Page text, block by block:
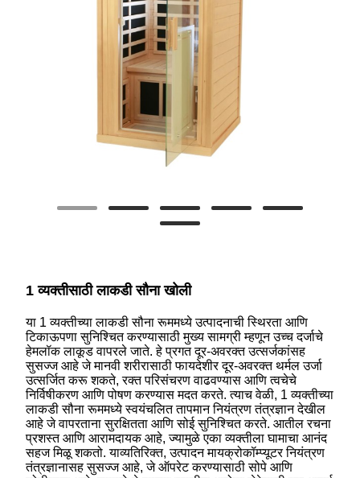
1 व्यक्तीसाठी लाकडी सौना खोली
या 1 व्यक्तीच्या लाकडी सौना रूममध्ये उत्पादनाची स्थिरता आणि
टिकाऊपणा सुनिश्चित करण्यासाठी मुख्य सामग्री म्हणून उच्च दर्जाचे
हेमलॉक लाकूड वापरले जाते. हे प्रगत दूर-अवरक्त उत्सर्जकांसह
सुसज्ज आहे जे मानवी शरीरासाठी फायदेशीर दूर-अवरक्त थर्मल उर्जा
उत्सर्जित करू शकते, रक्त परिसंचरण वाढवण्यास आणि त्वचेचे
निर्विषीकरण आणि पोषण करण्यास मदत करते. त्याच वेळी, 1 व्यक्तीच्या
लाकडी सौना रूममध्ये स्वयंचलित तापमान नियंत्रण तंत्रज्ञान देखील
आहे जे वापरताना सुरक्षितता आणि सोई सुनिश्चित करते. आतील रचना
प्रशस्त आणि आरामदायक आहे, ज्यामुळे एका व्यक्तीला घामाचा आनंद
सहज मिळू शकतो. याव्यतिरिक्त, उत्पादन मायक्रोकॉम्प्यूटर नियंत्रण
तंत्रज्ञानासह सुसज्ज आहे, जे ऑपरेट करण्यासाठी सोपे आणि